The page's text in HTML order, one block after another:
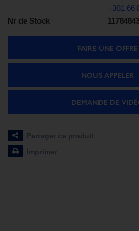
+381 66
Nr de Stock
FAIRE UNE OFFRE
NOUS APPELER
DEMANDE DE
Partager ce produit
Imprimer